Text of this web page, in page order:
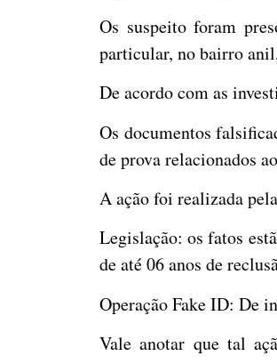
Os suspeito foram
particular, no bairro
De acordo com as
Os documentos
de prova relacionados
A ação foi realizada
Legislação: os fatos
de até 06 anos de
Operação Fake ID: De
Vale anotar que tal